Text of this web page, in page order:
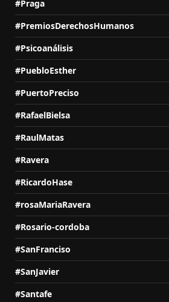
#Praga
#PremiosDerechosHumanos
#Psicoanálisis
#PuebloEsther
#PuertoPreciso
#RafaelBielsa
#RaulMatas
#Ravera
#RicardoHase
#rosaMariaRavera
#Rosario-cordoba
#SanFranciso
#SanJavier
#Santafe